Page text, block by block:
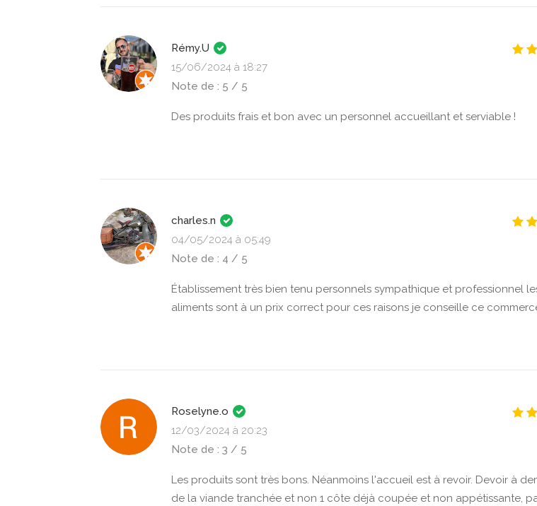
Rémy.U
15/06/2024 à 18:27
Note de : 5 / 5
Des produits frais et bon avec un personnel accueillant et serviable !
charles.n
04/05/2024 à 05:49
Note de : 4 / 5
Établissement très bien tenu personnels sympathique et professionnel
aliments sont à un prix correct pour ces raisons je conseille ce
Roselyne.o
12/03/2024 à 20:23
Note de : 3 / 5
Les produits sont très bons. Néanmoins l'accueil est à revoir. Devoir à
de la viande tranchée et non 1 côte déjà coupée et non appétissante,